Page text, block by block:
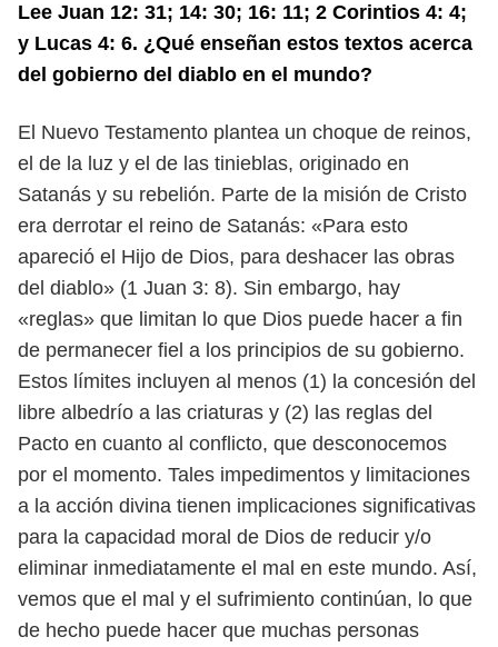
Lee Juan 12: 31; 14: 30; 16: 11; 2 Corintios 4: 4;
y Lucas 4: 6. ¿Qué enseñan estos textos acerca
del gobierno del diablo en el mundo?
El Nuevo Testamento plantea un choque de reinos,
el de la luz y el de las tinieblas, originado en
Satanás y su rebelión. Parte de la misión de Cristo
era derrotar el reino de Satanás: «Para esto
apareció el Hijo de Dios, para deshacer las obras
del diablo» (1 Juan 3: 8). Sin embargo, hay
«reglas» que limitan lo que Dios puede hacer a fin
de permanecer fiel a los principios de su gobierno.
Estos límites incluyen al menos (1) la concesión del
libre albedrío a las criaturas y (2) las reglas del
Pacto en cuanto al conflicto, que desconocemos
por el momento. Tales impedimentos y limitaciones
a la acción divina tienen implicaciones significativas
para la capacidad moral de Dios de reducir y/o
eliminar inmediatamente el mal en este mundo. Así,
vemos que el mal y el sufrimiento continúan, lo que
de hecho puede hacer que muchas personas